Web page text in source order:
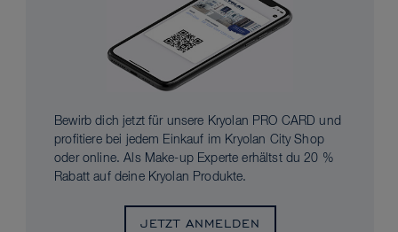
Bewirb dich jetzt für unsere Kryolan PRO CARD und
profitiere bei jedem Einkauf im Kryolan City Shop
oder online. Als Make-up Experte erhältst du 20 %
Rabatt auf deine Kryolan Produkte.
JETZT ANMELDEN